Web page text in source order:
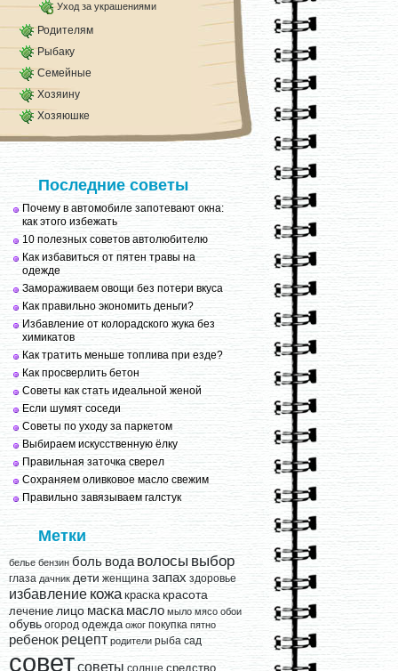
Уход за украшениями
Родителям
Рыбаку
Семейные
Хозяину
Хозяюшке
Последние советы
Почему в автомобиле запотевают окна:
как этого избежать
10 полезных советов автолюбителю
Как избавиться от пятен травы на
одежде
Замораживаем овощи без потери вкуса
Как правильно экономить деньги?
Избавление от колорадского жука без
химикатов
Как тратить меньше топлива при езде?
Как просверлить бетон
Советы как стать идеальной женой
Если шумят соседи
Советы по уходу за паркетом
Выбираем искусственную ёлку
Правильная заточка сверел
Сохраняем оливковое масло свежим
Правильно завязываем галстук
Метки
белье бензин боль вода волосы выбор
глаза дачник дети женщина запах здоровье
избавление кожа краска красота
лечение лицо маска масло мыло мясо обои
обувь огород одежда ожог покупка пятно
ребенок рецепт родители рыба сад
советсоветы солнце средство